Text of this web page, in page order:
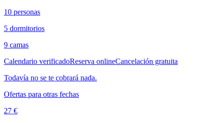
10 personas
5 dormitorios
9 camas
Calendario verificadoReserva onlineCancelación gratuita
Todavía no se te cobrará nada.
Ofertas para otras fechas
27 €